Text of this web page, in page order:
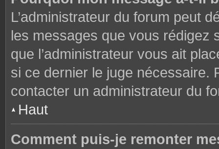
L’administrateur du forum peut
les messages que vous rédigez
que l’administrateur vous ait
si ce dernier le juge nécessaire.
contacter un administrateur du
Haut
Comment puis-je remonter